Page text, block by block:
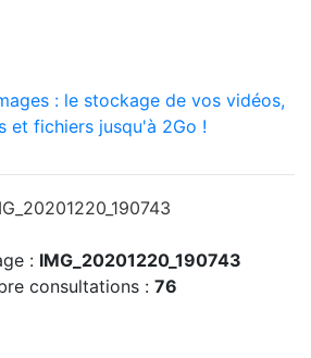
: le stockage de vos vidéos,
et fichiers jusqu'à 2Go !
: IMG_20201220_190743
consultations : 76